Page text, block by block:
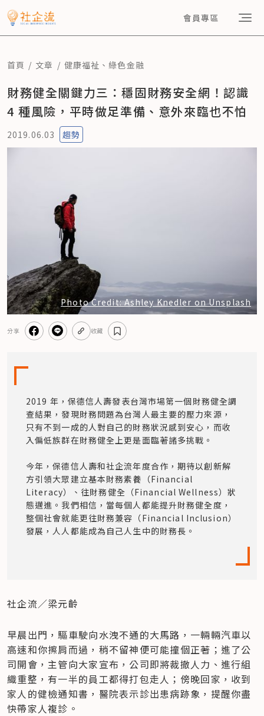
會員專區
首頁 文章 健康福祉 、綠色金融
財務健全關鍵力三：穩固財務安全網！認識
4 種風險，平時做足準備、意外來臨也不怕
2019.06.03 趨勢
Photo Credit: Ashley Knedler on Unsplash
分享 收藏
2019 年，保德信人壽發表台灣市場第一個財務健全調
查結果，發現財務問題為台灣人最主要的壓力來源，
只有不到一成的人對自己的財務狀況感到安心，而收
入偏低族群在財務健全上更是面臨著諸多挑戰。
今年，保德信人壽和社企流年度合作，期待以創新解
方引領大眾建立基本財務素養（Financial
Literacy）、往財務健全（Financial Wellness）狀
態邁進。我們相信，當每個人都能提升財務健全度，
整個社會就能更往財務兼容（Financial Inclusion）
發展，人人都能成為自己人生中的財務長。
社企流／梁元齡
早晨出門，驅車駛向水洩不通的大馬路，一輛輛汽車以
高速和你擦肩而過，稍不留神便可能撞個正著；進了公
司開會，主管向大家宣布，公司即將裁撤人力、進行組
織重整，有一半的員工都得打包走人；傍晚回家，收到
家人的健檢通知書，醫院表示診出患病跡象，提醒你盡
快帶家人複診。